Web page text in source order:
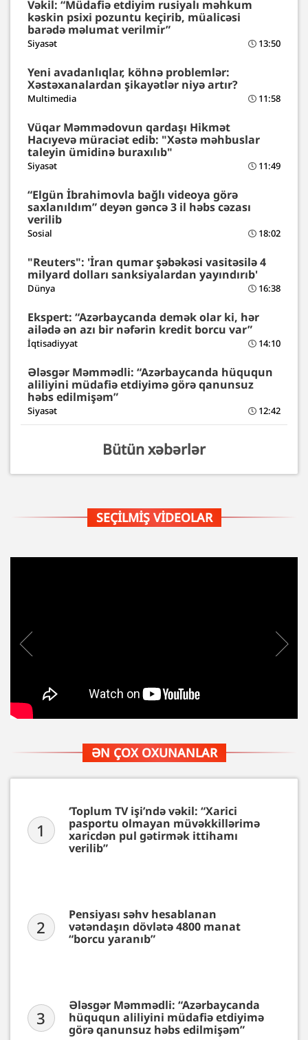
Vəkil: “Müdafiə etdiyim rusiyalı məhkum
kəskin psixi pozuntu keçirib, müalicəsi
barədə məlumat verilmir”
Siyasət 13:50
Yeni avadanlıqlar, köhnə problemlər:
Xəstəxanalardan şikayətlər niyə artır?
Multimedia 11:58
Vüqar Məmmədovun qardaşı Hikmət
Hacıyevə müraciət edib: "Xəstə məhbuslar
taleyin ümidinə buraxılıb"
Siyasət 11:49
“Elgün İbrahimovla bağlı videoya görə
saxlanıldım” deyən gəncə 3 il həbs cəzası
verilib
Sosial 18:02
"Reuters": 'İran qumar şəbəkəsi vasitəsilə 4
milyard dolları sanksiyalardan yayındırıb'
Dünya 16:38
Ekspert: “Azərbaycanda demək olar ki, hər
ailədə ən azı bir nəfərin kredit borcu var”
İqtisadiyyat 14:10
Ələsgər Məmmədli: “Azərbaycanda hüququn
aliliyini müdafiə etdiyimə görə qanunsuz
həbs edilmişəm”
Siyasət 12:42
Bütün xəbərlər
SEÇILMIŞ VIDEOLAR
ƏN ÇOX OXUNANLAR
1
‘Toplum TV işi’ndə vəkil: “Xarici
pasportu olmayan müvəkkillərimə
xaricdən pul gətirmək ittihamı
verilib”
2
Pensiyası səhv hesablanan
vətəndaşın dövlətə 4800 manat
“borcu yaranıb”
3
Ələsgər Məmmədli: “Azərbaycanda
hüququn aliliyini müdafiə etdiyimə
görə qanunsuz həbs edilmişəm”